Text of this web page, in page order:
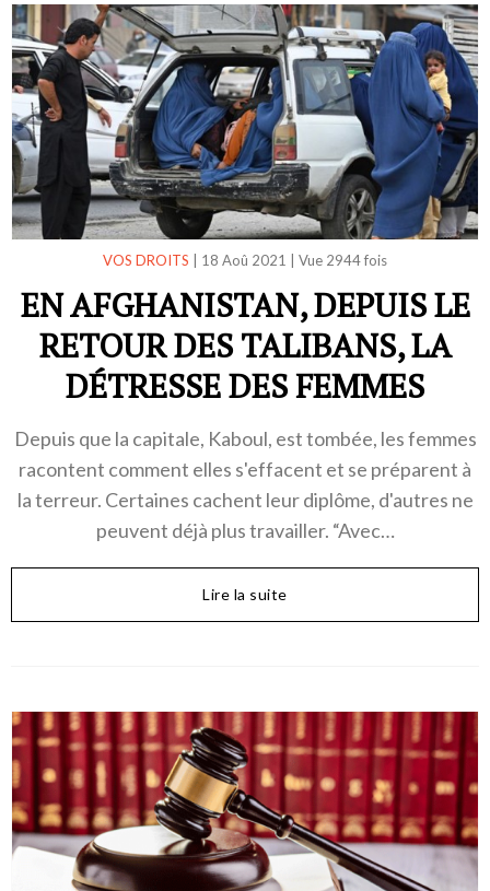
VOS DROITS 18 Aoû 2021 Vue 2944 fois
EN AFGHANISTAN, DEPUIS LE
RETOUR DES TALIBANS, LA
DÉTRESSE DES FEMMES
Depuis que la capitale, Kaboul, est tombée, les femmes
racontent comment elles s'effacent et se préparent à
la terreur. Certaines cachent leur diplôme, d'autres ne
peuvent déjà plus travailler. “Avec…
Lire la suite